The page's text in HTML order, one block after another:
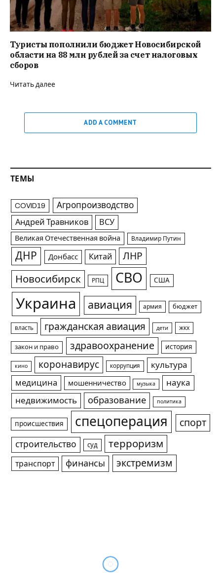
Туристы пополнили бюджет Новосибирской
области на 88 млн рублей за счет налоговых
сборов
Читать далее
ADD A COMMENT
ТЕМЫ
COVID19 Агропроизводство
Андрей Травников ВСУ
Великая Отечественная война Владимир Путин
ДНР Донбасс Китай ЛНР
Новосибирск РПЦ СВО США
Украина авиация армия бюджет
власть гражданская авиация дети жкх
закон и право здравоохранение история
кино коронавирус коррупция
культура
медицина
мошенничество музыка
наука
недвижимость
образование политика
происшествия спецоперация спорт
строительство суд терроризм
транспорт финансы экстремизм